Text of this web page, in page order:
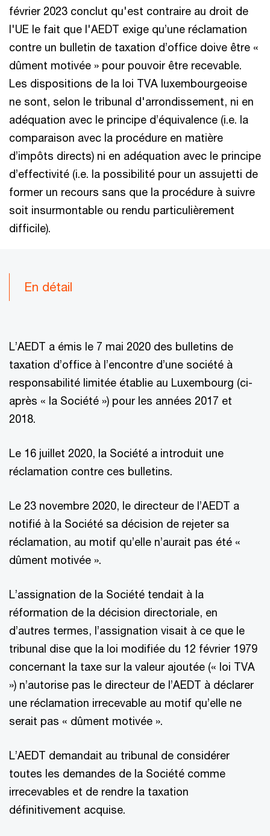
février 2023 conclut qu'est contraire au droit de
l'UE le fait que l'AEDT exige qu’une réclamation
contre un bulletin de taxation d’office doive être «
dûment motivée » pour pouvoir être recevable.
Les dispositions de la loi TVA luxembourgeoise
ne sont, selon le tribunal d'arrondissement, ni en
adéquation avec le principe d’équivalence (i.e. la
comparaison avec la procédure en matière
d’impôts directs) ni en adéquation avec le principe
d’effectivité (i.e. la possibilité pour un assujetti de
former un recours sans que la procédure à suivre
soit insurmontable ou rendu particulièrement
difficile).
En détail
L’AEDT a émis le 7 mai 2020 des bulletins de
taxation d’office à l’encontre d’une société à
responsabilité limitée établie au Luxembourg (ci-
après « la Société ») pour les années 2017 et
2018.
Le 16 juillet 2020, la Société a introduit une
réclamation contre ces bulletins.
Le 23 novembre 2020, le directeur de l’AEDT a
notifié à la Société sa décision de rejeter sa
réclamation, au motif qu’elle n’aurait pas été «
dûment motivée ».
L’assignation de la Société tendait à la
réformation de la décision directoriale, en
d’autres termes, l’assignation visait à ce que le
tribunal dise que la loi modifiée du 12 février 1979
concernant la taxe sur la valeur ajoutée (« loi TVA
») n’autorise pas le directeur de l’AEDT à déclarer
une réclamation irrecevable au motif qu’elle ne
serait pas « dûment motivée ».
L’AEDT demandait au tribunal de considérer
toutes les demandes de la Société comme
irrecevables et de rendre la taxation
définitivement acquise.